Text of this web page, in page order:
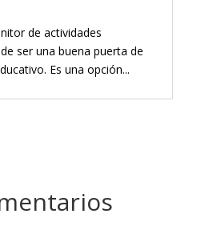
de actividades
ser una buena puerta de
Es una opción...